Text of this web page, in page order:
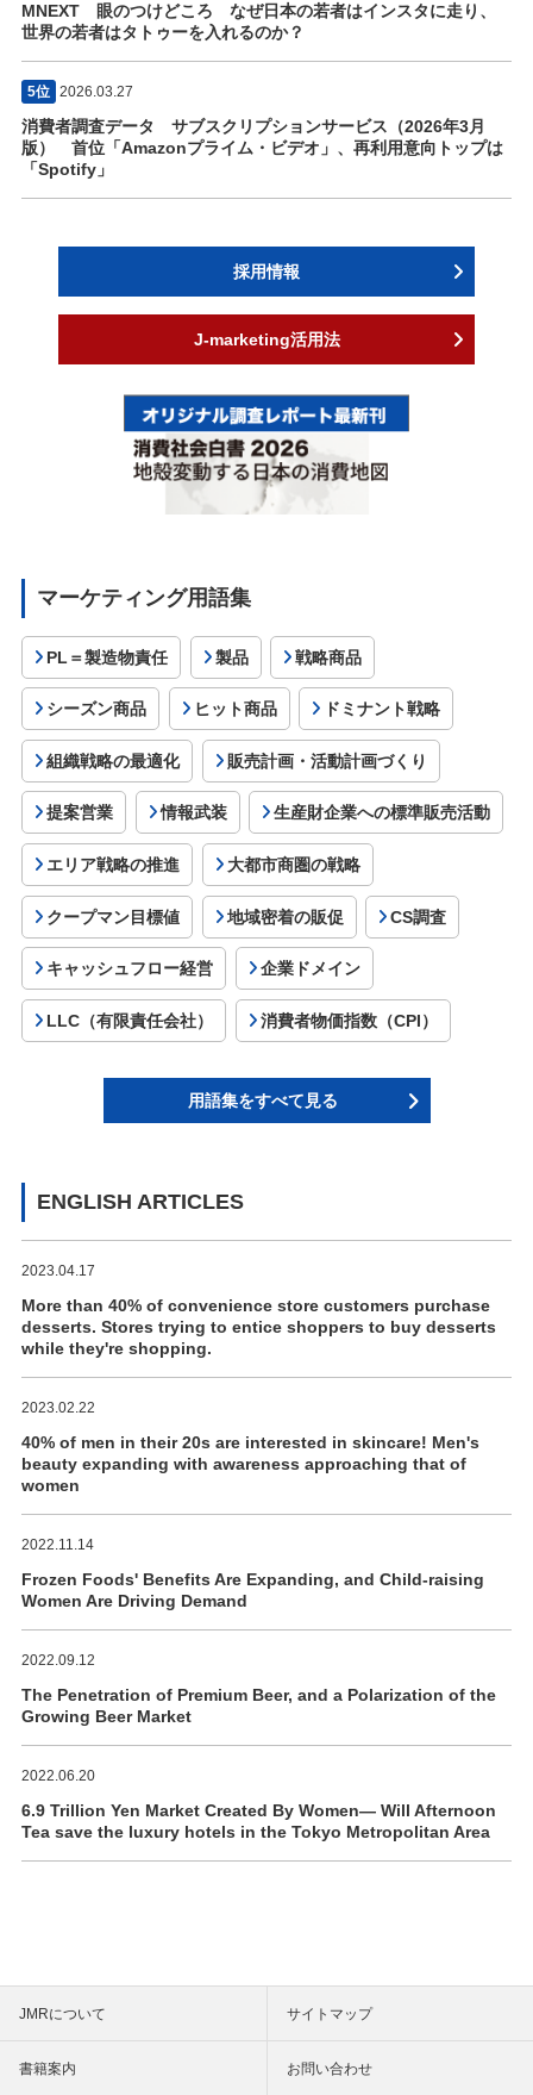
MNEXT 眼のつけどころ なぜ日本の若者はインスタに走り、
世界の若者はタトゥーを入れるのか？
5位 2026.03.27
消費者調査データ サブスクリプションサービス（2026年3月
版） 首位「Amazonプライム・ビデオ」、再利用意向トップは
「Spotify」
採用情報
J-marketing活用法
マーケティング用語集
PL＝製造物責任 製品 戦略商品
シーズン商品 ヒット商品 ドミナント戦略
組織戦略の最適化 販売計画・活動計画づくり
提案営業 情報武装 生産財企業への標準販売活動
エリア戦略の推進 大都市商圏の戦略
クープマン目標値 地域密着の販促 CS調査
キャッシュフロー経営 企業ドメイン
LLC（有限責任会社） 消費者物価指数（CPI）
用語集をすべて見る
ENGLISH ARTICLES
2023.04.17
More than 40% of convenience store customers purchase
desserts. Stores trying to entice shoppers to buy desserts
while they're shopping.
2023.02.22
40% of men in their 20s are interested in skincare! Men's
beauty expanding with awareness approaching that of
women
2022.11.14
Frozen Foods' Benefits Are Expanding, and Child-raising
Women Are Driving Demand
2022.09.12
The Penetration of Premium Beer, and a Polarization of the
Growing Beer Market
2022.06.20
6.9 Trillion Yen Market Created By Women― Will Afternoon
Tea save the luxury hotels in the Tokyo Metropolitan Area
JMRについて サイトマップ
書籍案内 お問い合わせ